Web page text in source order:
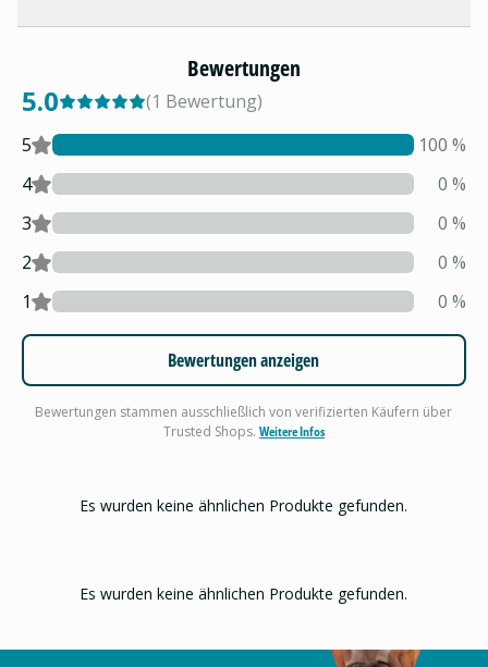
Bewertungen
5.0 (1 Bewertung)
5
100 %
4
0 %
3
0 %
2
0 %
1
0 %
Bewertungen anzeigen
Bewertungen stammen ausschließlich von verifizierten Käufern über
Trusted Shops. Weitere Infos
Es wurden keine ähnlichen Produkte gefunden.
Es wurden keine ähnlichen Produkte gefunden.